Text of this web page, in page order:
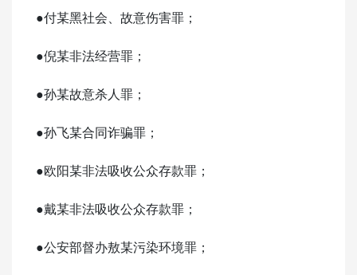
●付某黑社会、故意伤害罪；
●倪某非法经营罪；
●孙某故意杀人罪；
●孙飞某合同诈骗罪；
●欧阳某非法吸收公众存款罪；
●戴某非法吸收公众存款罪；
●公安部督办敖某污染环境罪；